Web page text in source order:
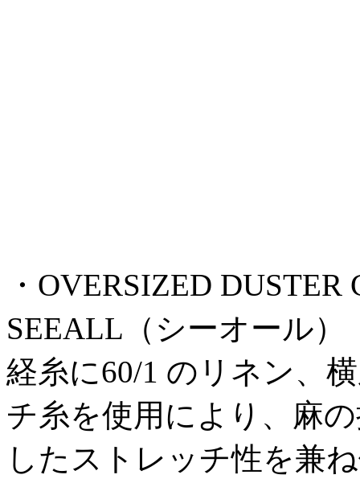
・OVERSIZED
SEEALL（シーオール）
経糸に60/1 のリネン、
チ糸を使用により、麻
したストレッチ性を兼